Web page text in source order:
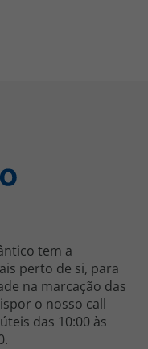
tem a
perto de si, para
na marcação das
o nosso call
das 10:00 às